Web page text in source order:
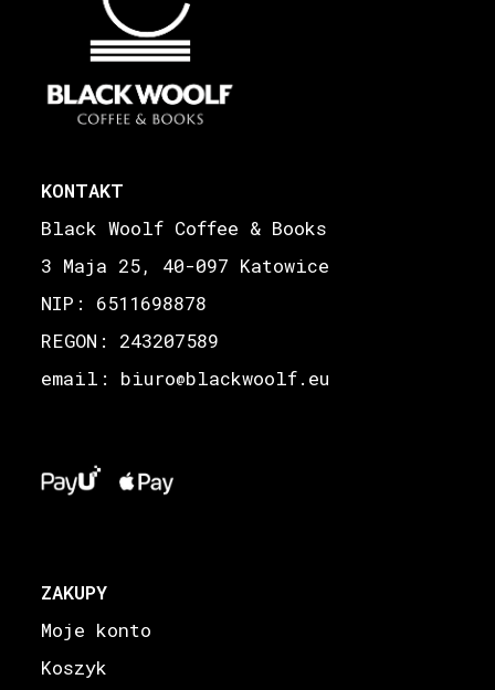
KONTAKT
Black Woolf Coffee & Books
3 Maja 25, 40-097 Katowice
NIP: 6511698878
REGON: 243207589
email: biuro@blackwoolf.eu
ZAKUPY
Moje konto
Koszyk